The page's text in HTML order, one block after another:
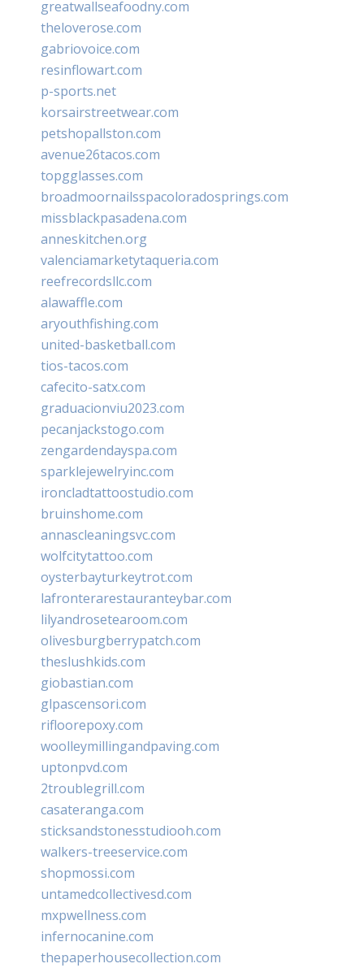
greatwallseafoodny.com
theloverose.com
gabriovoice.com
resinflowart.com
p-sports.net
korsairstreetwear.com
petshopallston.com
avenue26tacos.com
topgglasses.com
broadmoornailsspacoloradosprings.com
missblackpasadena.com
anneskitchen.org
valenciamarketytaqueria.com
reefrecordsllc.com
alawaffle.com
aryouthfishing.com
united-basketball.com
tios-tacos.com
cafecito-satx.com
graduacionviu2023.com
pecanjackstogo.com
zengardendayspa.com
sparklejewelryinc.com
ironcladtattoostudio.com
bruinshome.com
annascleaningsvc.com
wolfcitytattoo.com
oysterbayturkeytrot.com
lafronterarestauranteybar.com
lilyandrosetearoom.com
olivesburgberrypatch.com
theslushkids.com
giobastian.com
glpascensori.com
rifloorepoxy.com
woolleymillingandpaving.com
uptonpvd.com
2troublegrill.com
casateranga.com
sticksandstonesstudiooh.com
walkers-treeservice.com
shopmossi.com
untamedcollectivesd.com
mxpwellness.com
infernocanine.com
thepaperhousecollection.com